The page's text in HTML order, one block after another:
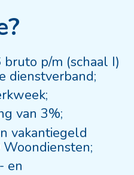
p/m (schaal I)
dienstverband;
van 3%;
vakantiegeld
en